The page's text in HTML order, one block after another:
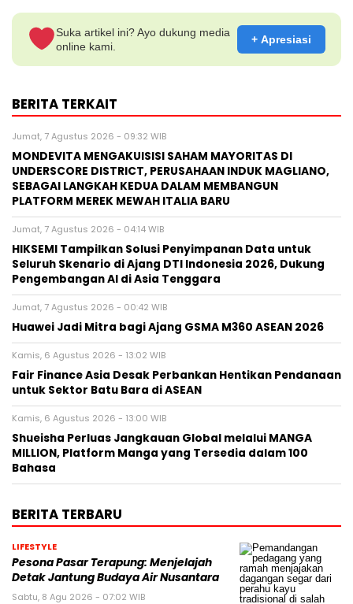
Suka artikel ini? Ayo dukung media
online kami.
+ Apresiasi
BERITA TERKAIT
Jumat, 7 Agustus 2026 - 09:32 WIB
MONDEVITA MENGAKUISISI SAHAM MAYORITAS DI
UNDERSCORE DISTRICT, PERUSAHAAN INDUK MAGLIANO,
SEBAGAI LANGKAH KEDUA DALAM MEMBANGUN
PLATFORM MEREK MEWAH ITALIA BARU
Jumat, 7 Agustus 2026 - 04:14 WIB
HIKSEMI Tampilkan Solusi Penyimpanan Data untuk
Seluruh Skenario di Ajang DTI Indonesia 2026, Dukung
Pengembangan AI di Asia Tenggara
Jumat, 7 Agustus 2026 - 00:42 WIB
Huawei Jadi Mitra bagi Ajang GSMA M360 ASEAN 2026
Kamis, 6 Agustus 2026 - 13:02 WIB
Fair Finance Asia Desak Perbankan Hentikan Pendanaan
untuk Sektor Batu Bara di ASEAN
Kamis, 6 Agustus 2026 - 13:00 WIB
Shueisha Perluas Jangkauan Global melalui MANGA
MILLION, Platform Manga yang Tersedia dalam 100
Bahasa
BERITA TERBARU
LIFESTYLE
Pesona Pasar Terapung: Menjelajah
Detak Jantung Budaya Air Nusantara
Sabtu, 8 Agu 2026 - 07:02 WIB